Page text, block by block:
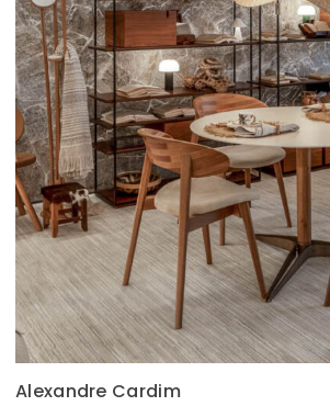
Alexandre Cardim